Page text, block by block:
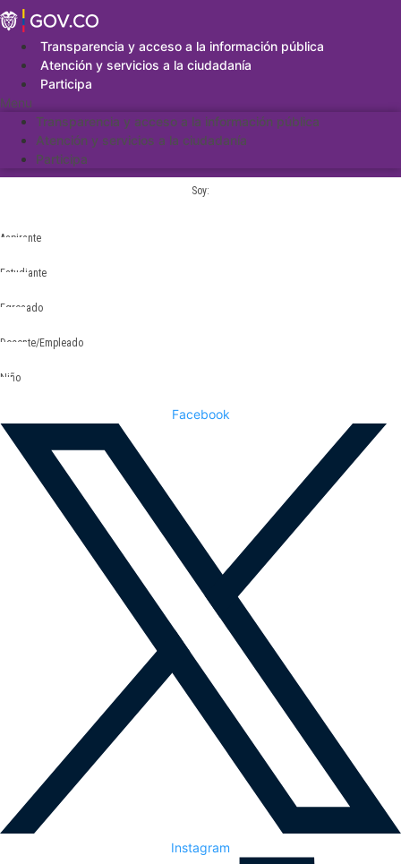
Saltar
al
contenidoTransparencia y acceso a la información pública
Atención y servicios a la ciudadanía
Participa
Menu
Transparencia y acceso a la información pública
Atención y servicios a la ciudadanía
Participa
Soy:
Aspirante
Estudiante
Egresado
Docente/Empleado
Niño
Facebook
Instagram